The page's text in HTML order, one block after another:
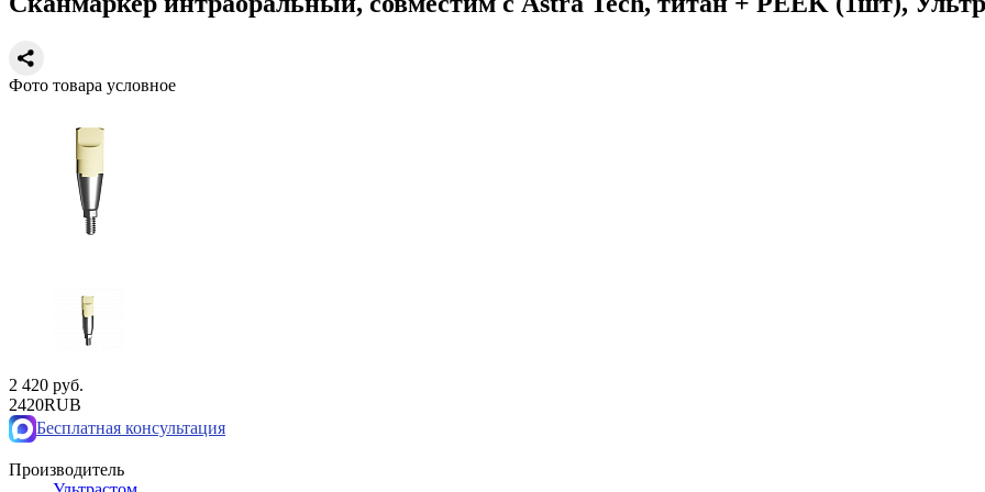
Фото товара условное
2 420 руб.
2420RUB
Бесплатная консультация
Производитель